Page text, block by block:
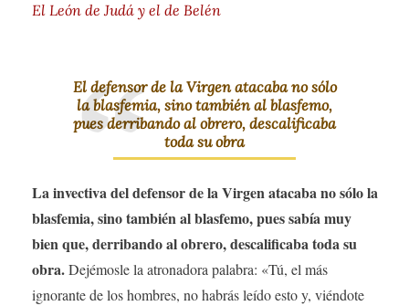
El León de Judá y el de Belén
El defensor de la Virgen atacaba no sólo
la blasfemia, sino también al blasfemo,
pues derribando al obrero, descalificaba
toda su obra
La invectiva del defensor de la Virgen atacaba no sólo la
blasfemia, sino también al blasfemo, pues sabía muy
bien que, derribando al obrero, descalificaba toda su
obra.Dejémosle la atronadora palabra: «Tú, el más
ignorante de los hombres, no habrás leído esto y, viéndote